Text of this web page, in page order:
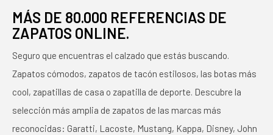
MÁS DE 80.000 REFERENCIAS DE
ZAPATOS ONLINE.
Seguro que encuentras el calzado que estás buscando.
Zapatos cómodos, zapatos de tacón estilosos, las botas más
cool, zapatillas de casa o zapatilla de deporte. Descubre la
selección más amplia de zapatos de las marcas más
reconocidas: Garatti, Lacoste, Mustang, Kappa, Disney, John